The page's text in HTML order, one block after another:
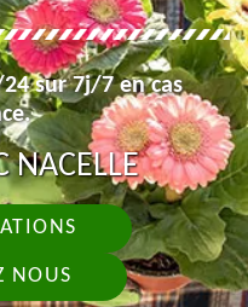
sur 7j/7 en cas
NACELLE
NOUS